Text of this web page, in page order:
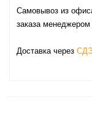
Самовывоз из
заказа менеджером
Доставка через